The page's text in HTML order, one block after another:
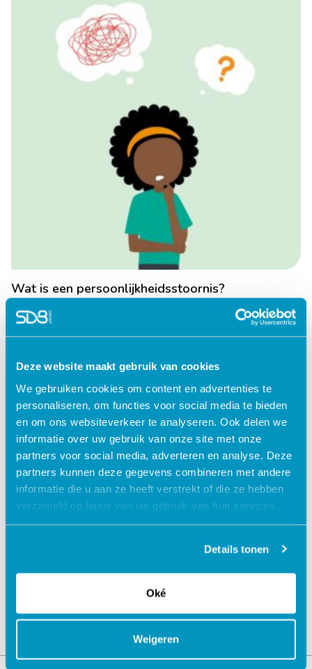
Deze website maakt gebruik van cookies
We gebruiken cookies om content en advertenties te
personaliseren, om functies voor social media te bieden
en om ons websiteverkeer te analyseren. Ook delen we
informatie over uw gebruik van onze site met onze
partners voor social media, adverteren en analyse. Deze
partners kunnen deze gegevens combineren met andere
informatie die u aan ze heeft verstrekt of die ze hebben
verzameld op basis van uw gebruik van hun services.
Details tonen
Oké
Weigeren
Wat is een persoonlijkheidsstoornis?
Lees verder